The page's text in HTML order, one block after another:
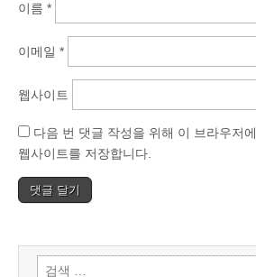
이름 *
이메일 *
웹사이트
다음 번 댓글 작성을 위해 이 브라우저
웹사이트를 저장합니다.
검